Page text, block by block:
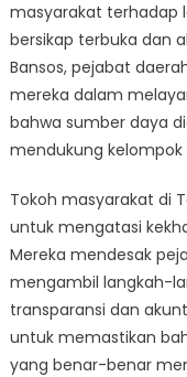
masyarakat terhadap
bersikap terbuka dan
Bansos, pejabat
mereka dalam
bahwa sumber daya
mendukung
Tokoh masyarakat di
untuk mengatasi
Mereka mendesak
mengambil langkah-
transparansi dan
untuk memastikan
yang benar-benar